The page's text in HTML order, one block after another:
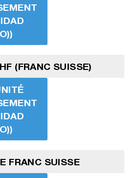
(FRANC SUISSE)
FRANC SUISSE